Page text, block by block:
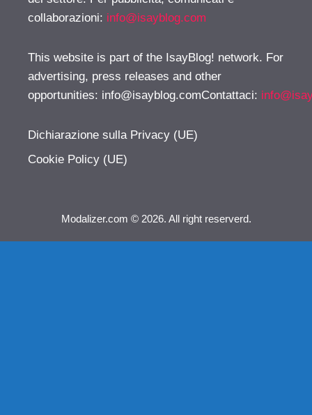
collaborazioni: info@isayblog.com
This website is part of the IsayBlog! network. For
advertising, press releases and other
opportunities: info@isayblog.comContattaci:
Dichiarazione sulla Privacy (UE)
Cookie Policy (UE)
Modalizer.com © 2026. All right reserverd.